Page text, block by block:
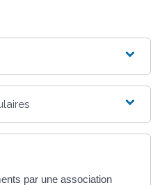
par une association